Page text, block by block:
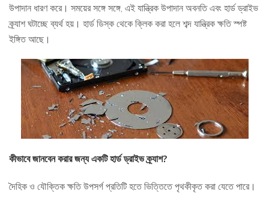
উপাদান ধারণ করে। সময়ের সঙ্গে সঙ্গে, এই যান্ত্রিক উপাদান অবনতি এবং হার্ড ড্রাইভ
ক্র্যাশ ঘটাচ্ছে ব্যর্থ হয়। হার্ড ডিস্ক থেকে ক্লিক করা হলে শব্দ যান্ত্রিক ক্ষতি স্পষ্ট
ইঙ্গিত আছে।
কীভাবে জানবেন করার জন্য একটি হার্ড ড্রাইভ ক্র্যাশ?
দৈহিক ও যৌক্তিক ক্ষতি উপসর্গ প্রতিটি হতে ভিত্তিতে পৃথকীকৃত করা যেতে পারে।